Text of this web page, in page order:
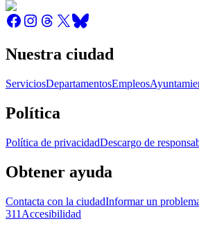
Nuestra ciudad
ServiciosDepartamentosEmpleos
Política
Política de privacidadDescargo de
Obtener ayuda
Contacta con la ciudadInformar un
311 Accesibilidad